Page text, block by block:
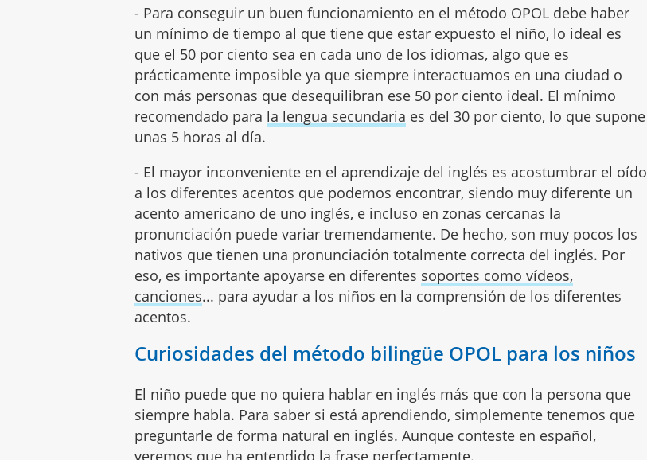
- Para conseguir un buen funcionamiento en el método OPOL debe haber
un mínimo de tiempo al que tiene que estar expuesto el niño, lo ideal es
que el 50 por ciento sea en cada uno de los idiomas, algo que es
prácticamente imposible ya que siempre interactuamos en una ciudad o
con más personas que desequilibran ese 50 por ciento ideal. El mínimo
recomendado para la lengua secundaria es del 30 por ciento, lo que supone
unas 5 horas al día.
- El mayor inconveniente en el aprendizaje del inglés es acostumbrar el oído
a los diferentes acentos que podemos encontrar, siendo muy diferente un
acento americano de uno inglés, e incluso en zonas cercanas la
pronunciación puede variar tremendamente. De hecho, son muy pocos los
nativos que tienen una pronunciación totalmente correcta del inglés. Por
eso, es importante apoyarse en diferentes soportes como vídeos,
canciones... para ayudar a los niños en la comprensión de los diferentes
acentos.
Curiosidades del método bilingüe OPOL para los niños
El niño puede que no quiera hablar en inglés más que con la persona que
siempre habla. Para saber si está aprendiendo, simplemente tenemos que
preguntarle de forma natural en inglés. Aunque conteste en español,